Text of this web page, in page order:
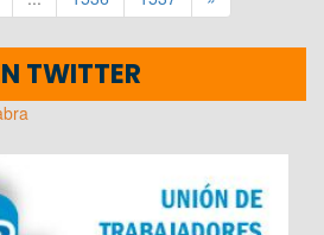
TWITTER